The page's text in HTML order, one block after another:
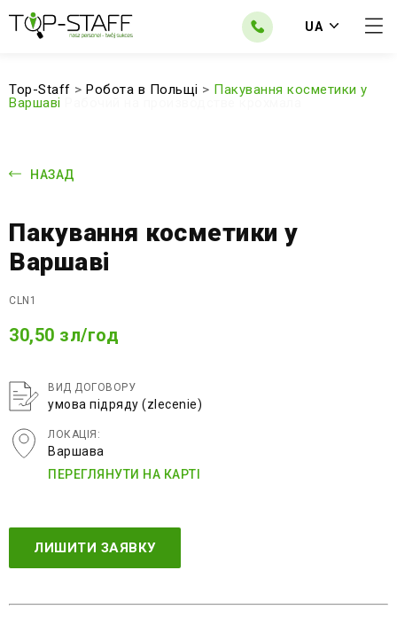
UA
Top-Staff > Робота в Польщі > Пакування косметики у
Варшаві
НАЗАД
Пакування косметики у
Варшаві
CLN1
30,50 зл/год
ВИД ДОГОВОРУ
умова підряду (zlecenie)
ЛОКАЦІЯ:
Варшава
ПЕРЕГЛЯНУТИ НА КАРТІ
ЛИШИТИ ЗАЯВКУ